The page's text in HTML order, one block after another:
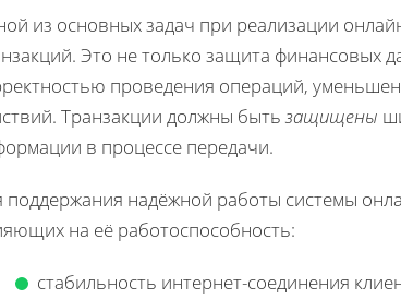
из основных задач при реализации
Это не только защита финансовых
проведения операций,
Транзакции должны быть защищены
в процессе передачи.
поддержания надёжной работы системы
на её работоспособность:
стабильность интернет-соединения